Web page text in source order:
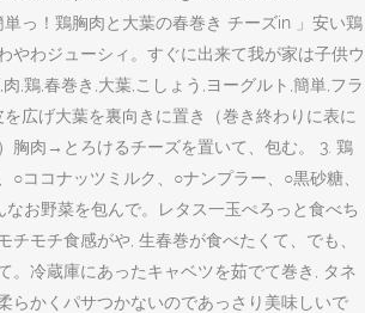
っ！鶏胸肉と大葉の春巻き チーズin ️」安い鶏
やわジューシィ。すぐに出来て我が家は子供ウ
,鶏,春巻き,大葉,こしょう,ヨーグルト,簡単,フラ
広げ大葉を裏向きに置き（巻き終わりに表に
胸肉→とろけるチーズを置いて、包む。 3. 鶏
○ココナッツミルク、○ナンプラー、○黒砂糖、
なお野菜を包んで。レタス一玉ぺろっと食べち
チモチ食感がや, 生春巻が食べたくて、でも、
。冷蔵庫にあったキャベツを茹でて巻き, タネ
らかくパサつかないのであっさり美味しいで